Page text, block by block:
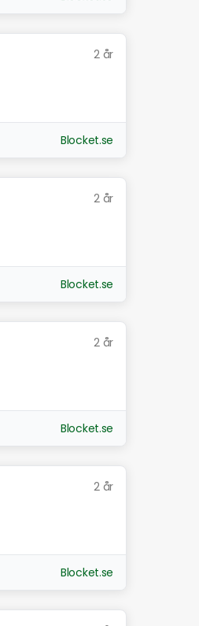
2 år
Blocket.se
2 år
Blocket.se
2 år
Blocket.se
2 år
Blocket.se